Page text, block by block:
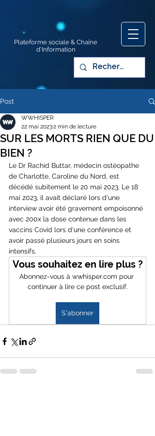
Plateforme sociale & Chaîne
d'Information
Post
SUR LES MORTS RIEN QUE DU
BIEN ?
WWHISPER
22 mai 20232 min de lecture
Le Dr Rachid Buttar, médecin ostéopathe
de Charlotte, Caroline du Nord, est
décédé subitement le 20 mai 2023. Le 18
mai 2023, il avait déclaré lors d'une
interview avoir été gravement empoisonné
avec 200x la dose contenue dans les
vaccins Covid lors d'une conférence et
avoir passé plusieurs jours en soins
intensifs.
Vous souhaitez en lire plus ?
Abonnez-vous à wwhisper.com pour
continuer à lire ce post exclusif.
S'abonner